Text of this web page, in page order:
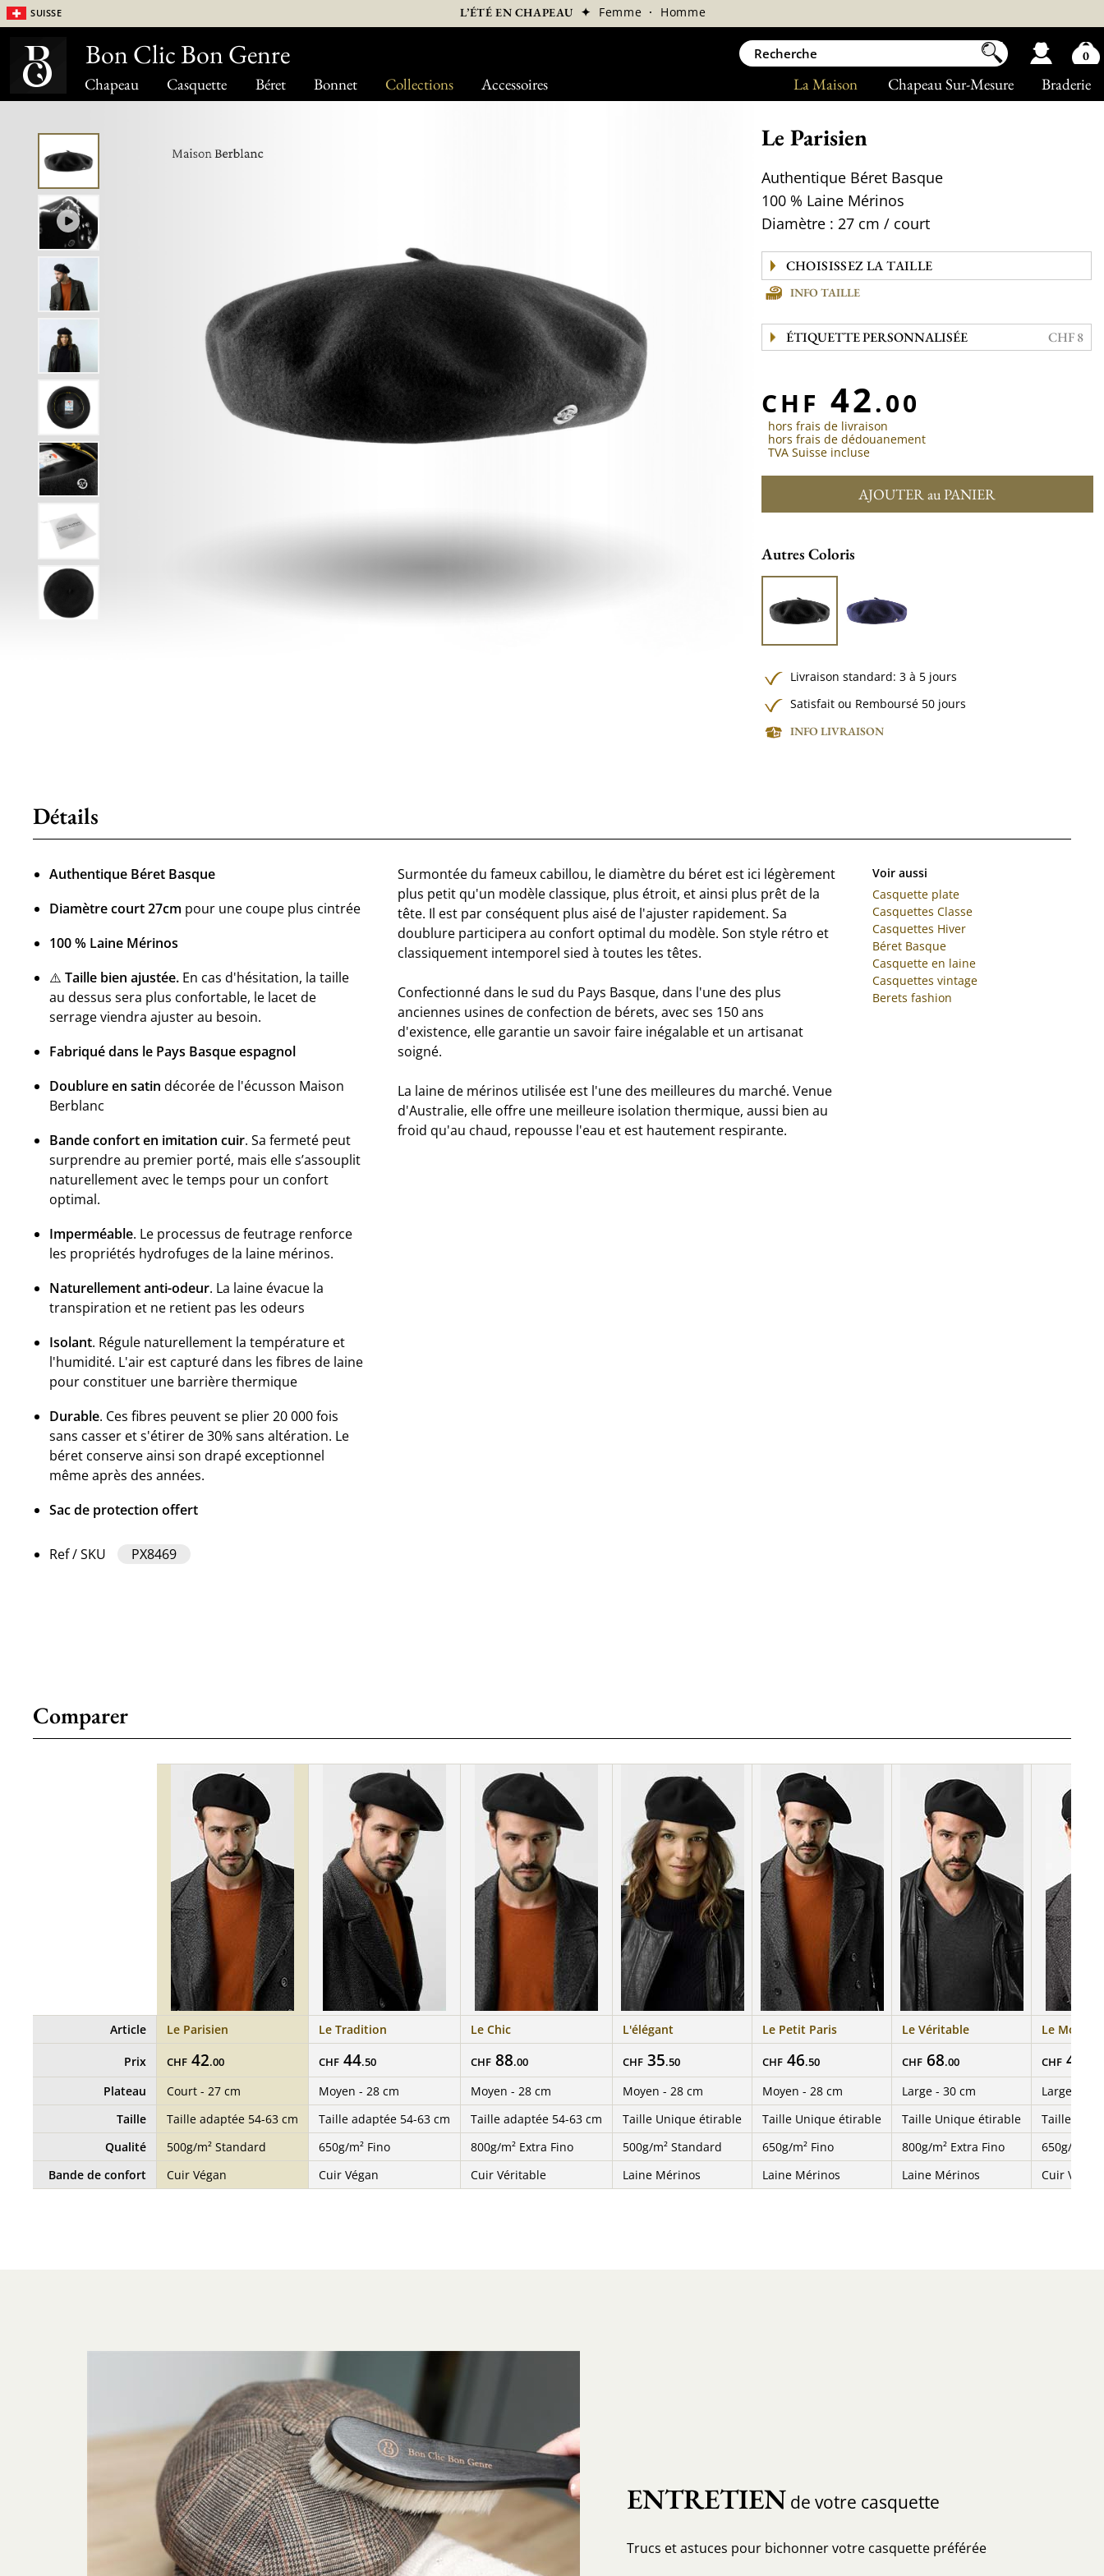
Chapeau Casquette Béret Bonnet Collections Accessoires Braderie
Chapeau Sur-Mesure
La Maison
Suisse L’ÉTÉ EN CHAPEAU ✦ Femme · Homme
Le Parisien
Authentique Béret Basque
100 % Laine Mérinos
Diamètre : 27 cm / court
INFO TAILLE
ÉTIQUETTE PERSONNALISÉE CHF 8
CHF 42.00
hors frais de livraison
hors frais de dédouanement
TVA Suisse incluse
AJOUTER au PANIER
Autres Coloris
Livraison standard: 3 à 5 jours
Satisfait ou Remboursé 50 jours
INFO LIVRAISON
Détails
Authentique Béret Basque
Diamètre court 27cm pour une coupe plus cintrée
100 % Laine Mérinos
⚠️ Taille bien ajustée.En cas d'hésitation, la taille
au dessus sera plus confortable, le lacet de
serrage viendra ajuster au besoin.
Fabriqué dans le Pays Basque espagnol
Doublure en satin décorée de l'écusson Maison
Berblanc
Bande confort en imitation cuir. Sa fermeté peut
surprendre au premier porté, mais elle s’assouplit
naturellement avec le temps pour un confort
optimal.
Imperméable. Le processus de feutrage renforce
les propriétés hydrofuges de la laine mérinos.
Naturellement anti-odeur. La laine évacue la
transpiration et ne retient pas les odeurs
Isolant. Régule naturellement la température et
l'humidité. L'air est capturé dans les fibres de laine
pour constituer une barrière thermique
Durable. Ces fibres peuvent se plier 20 000 fois
sans casser et s'étirer de 30% sans altération. Le
béret conserve ainsi son drapé exceptionnel
même après des années.
Sac de protection offert
Ref / SKU PX8469
Surmontée du fameux cabillou, le diamètre du béret est ici légèrement
plus petit qu'un modèle classique, plus étroit, et ainsi plus prêt de la
tête. Il est par conséquent plus aisé de l'ajuster rapidement. Sa
doublure participera au confort optimal du modèle. Son style rétro et
classiquement intemporel sied à toutes les têtes.
Confectionné dans le sud du Pays Basque, dans l'une des plus
anciennes usines de confection de bérets, avec ses 150 ans
d'existence, elle garantie un savoir faire inégalable et un artisanat
soigné.
La laine de mérinos utilisée est l'une des meilleures du marché. Venue
d'Australie, elle offre une meilleure isolation thermique, aussi bien au
froid qu'au chaud, repousse l'eau et est hautement respirante.
Voir aussi
Casquette plate
Casquettes Classe
Casquettes Hiver
Béret Basque
Casquette en laine
Casquettes vintage
Berets fashion
Comparer
Article
Prix
Plateau
Taille
Qualité
Bande de confort
Le Parisien
CHF 42.00
Court - 27 cm
Taille adaptée 54-63 cm
500g/m² Standard
Cuir Végan
Le Tradition
CHF 44.50
Moyen - 28 cm
Taille adaptée 54-63 cm
650g/m² Fino
Cuir Végan
Le Chic
CHF 88.00
Moyen - 28 cm
Taille adaptée 54-63 cm
800g/m² Extra Fino
Cuir Véritable
L'élégant
CHF 35.50
Moyen - 28 cm
Taille Unique étirable
500g/m² Standard
Laine Mérinos
Le Petit Paris
CHF 46.50
Moyen - 28 cm
Taille Unique étirable
650g/m² Fino
Laine Mérinos
Le Véritable
CHF 68.00
Large - 30 cm
Taille Unique étirable
800g/m² Extra Fino
Laine Mérinos
Le
CHF 48
Large - 30
Taille
650g/m²
Cuir Végan
ENTRETIEN de votre casquette
Trucs et astuces pour bichonner votre casquette préférée
Bon Clic Bon Genre 0